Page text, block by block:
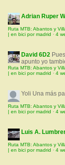
Adrian Ruper W
Ruta MTB: Abantos y
| en bici por madrid · 4
David 6D2
apunto yo
Ruta MTB: Abantos y
| en bici por madrid · 4
Yoli Una más
Ruta MTB: Abantos y
| en bici por madrid · 4
Luis A.
Ruta MTB: Abantos y
| en bici por madrid · 4